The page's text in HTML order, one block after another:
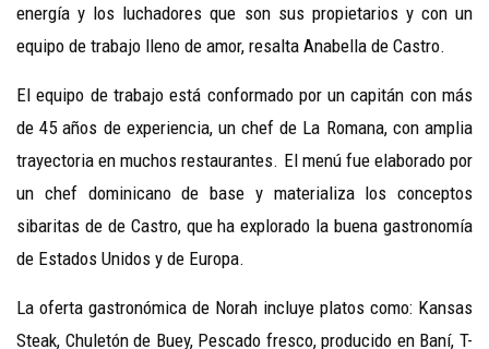
energía y los luchadores que son sus propietarios y con un
equipo de trabajo lleno de amor, resalta Anabella de Castro.
El equipo de trabajo está conformado por un capitán con más
de 45 años de experiencia, un chef de La Romana, con amplia
trayectoria en muchos restaurantes. El menú fue elaborado por
un chef dominicano de base y materializa los conceptos
sibaritas de de Castro, que ha explorado la buena gastronomía
de Estados Unidos y de Europa.
La oferta gastronómica de Norah incluye platos como: Kansas
Steak, Chuletón de Buey, Pescado fresco, producido en Baní, T-